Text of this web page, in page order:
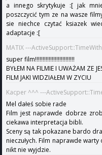
a innego skrytykuje :[ jak
poszczycić tym ze na wasze
sie niechce czytać ksiazek
adaptacje :[
MATIX ---
super film!!!!!!!!!!!!!!!!!!!!!!!!!!
BYŁEM NA FILMIE I UWAŻAM ZE
FILM JAKI WIDZIAŁEM W ZYCIU
Kacper ^^^ ---
Mel dałeś sobie rade
Film jest naprawde dobrze
ciekawa interpretacja bibli.
Sceny są tak pokazane bardo
nieczułych. Film naprawde
nikt nie wyjdzie.